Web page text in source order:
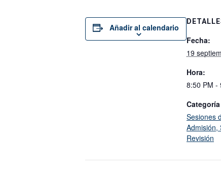
Añadir al calendario
Fecha:
19
Hora:
8:50 PM -
Sesiones
Admisión,
Revisión